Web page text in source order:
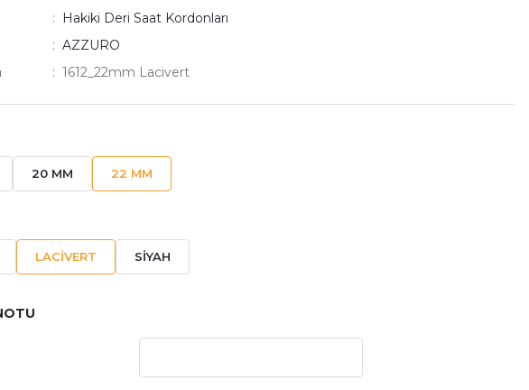
Hakiki Deri Saat Kordonları
AZZURO
1612_22mm Lacivert
20 MM 22 MM
LACİVERT SİYAH